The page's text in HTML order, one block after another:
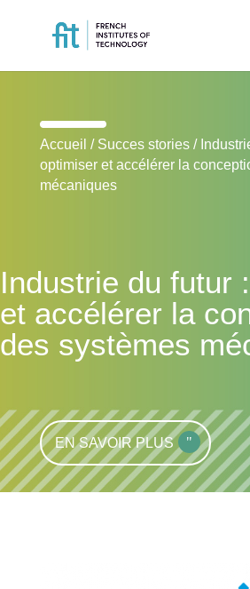
Accueil / Succes stories/
optimiser et accélérer la
mécaniques
Industrie du futur
et accélérer la
des systèmes
EN SAVOIR PLUS